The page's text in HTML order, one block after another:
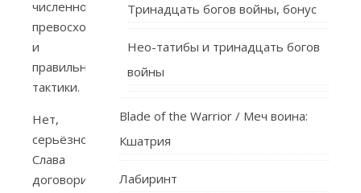
численного
превосходства
и
правильной
тактики.
Нет,
серьёзно,
Слава
договорился
Тринадцать богов войны, бонус
Нео-татибы и тринадцать богов
войны
Blade of the Warrior / Меч воина:
Кшатрия
Лабиринт